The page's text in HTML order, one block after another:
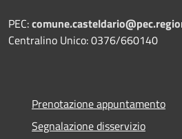
PEC:
Centralino Unico: 0376/660140
Prenotazione appuntamento
Segnalazione disservizio